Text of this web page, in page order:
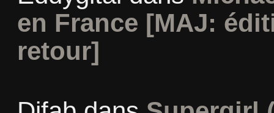
en France [MAJ:
retour]